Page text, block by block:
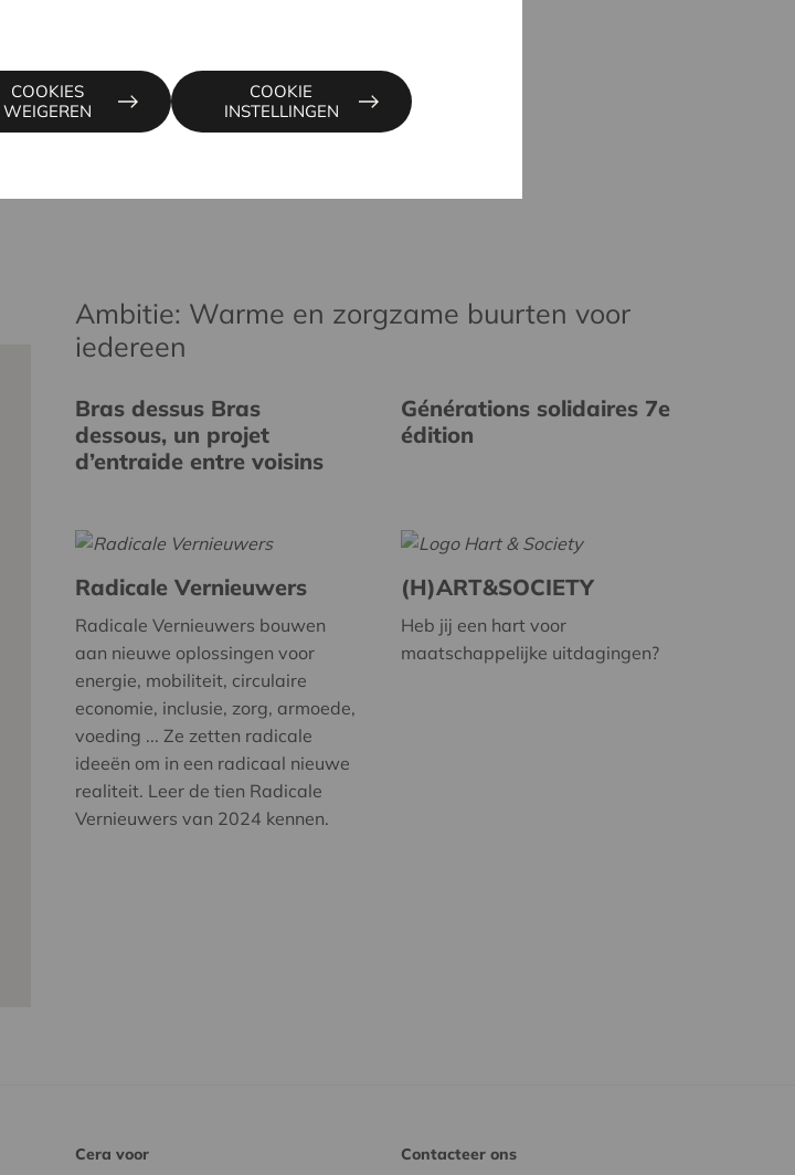
kris.debruyne@cera.coop
Ambitie: Warme en zorgzame buurten voor
iedereen
Bras dessus Bras
dessous, un projet
d’entraide entre voisins
Générations solidaires 7e
édition
Radicale Vernieuwers
Radicale Vernieuwers bouwen
aan nieuwe oplossingen voor
energie, mobiliteit, circulaire
economie, inclusie, zorg, armoede,
voeding ... Ze zetten radicale
ideeën om in een radicaal nieuwe
realiteit. Leer de tien Radicale
Vernieuwers van 2024 kennen.
(H)ART&SOCIETY
Heb jij een hart voor
maatschappelijke uitdagingen?
Cera voor Contacteer ons
COOKIES
WEIGEREN
COOKIE
INSTELLINGEN